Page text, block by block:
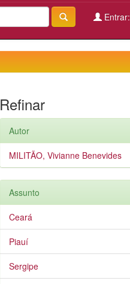
Entrar:
Refinar
Autor
MILITÃO, Vivianne Benevides
Assunto
Ceará
Piauí
Sergipe